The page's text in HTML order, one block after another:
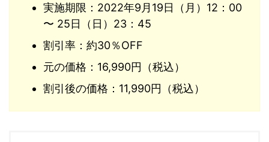
実施期限：2022年9月19日（月）12：00
〜 25日（日）23：45
割引率：約30％OFF
元の価格：16,990円（税込）
割引後の価格：11,990円（税込）